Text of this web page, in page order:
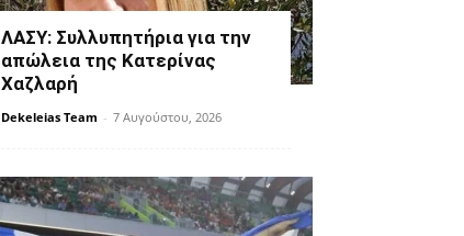
ΛΑΣΥ: Συλλυπητήρια για την
απώλεια της Κατερίνας
Χαζλαρή
Dekeleias Team - 7 Αυγούστου, 2026